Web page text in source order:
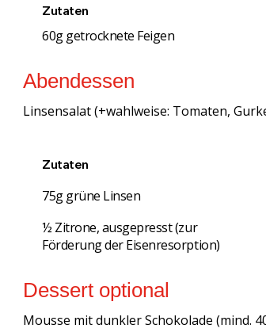
Zutaten
60g getrocknete Feigen
Abendessen
Linsensalat (+wahlweise: Tomaten,
Zutaten
75g grüne Linsen
½ Zitrone, ausgepresst (zur
Förderung der Eisenresorption)
Dessert optional
Mousse mit dunkler Schokolade (mind.